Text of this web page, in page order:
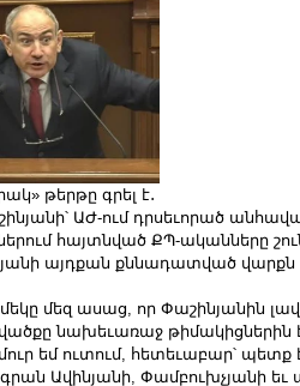
թերթը գրել է․
ԱԺ-ում դրսեւորած
հայտնված ՔՊ-ականները
այդքան քննադատված վարքն
մեզ ասաց, որ Փաշինյանին
նախեւառաջ թիմակիցներին
եմ ուտում, հետեւաբար՝
Ավինյանի, Փամբուխչյանի եւ